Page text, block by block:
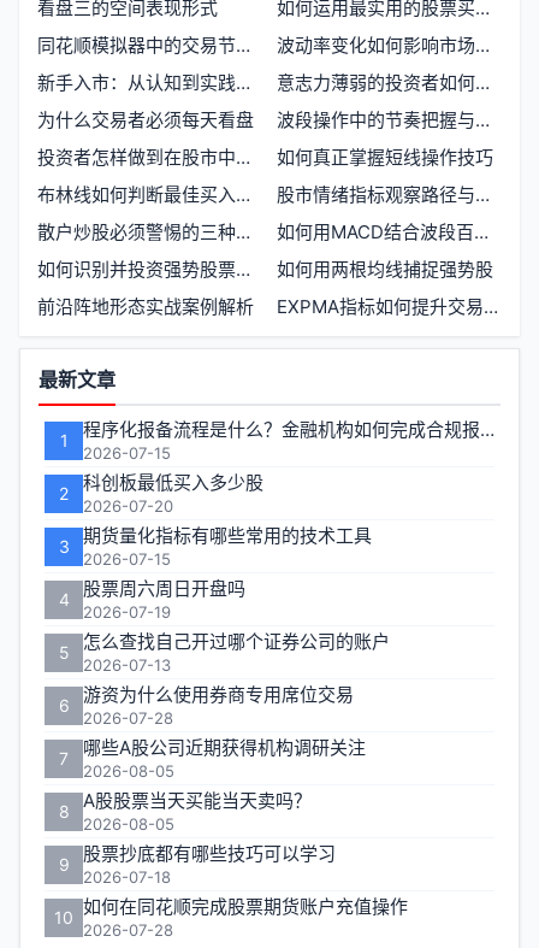
看盘三的空间表现形式
如何运用最实用的股票买卖策略提高投资回报
同花顺模拟器中的交易节奏与市场感知训练
波动率变化如何影响市场预测
新手入市：从认知到实践的三重跃迁
意志力薄弱的投资者如何克服交易中的心理陷阱
为什么交易者必须每天看盘
波段操作中的节奏把握与情绪管理
投资者怎样做到在股市中保持客观理性
如何真正掌握短线操作技巧
布林线如何判断最佳买入与卖出时机
股市情绪指标观察路径与市场心理映射
散户炒股必须警惕的三种心态
如何用MACD结合波段百分比实现低买高卖
如何识别并投资强势股票获得更高收益
如何用两根均线捕捉强势股
前沿阵地形态实战案例解析
EXPMA指标如何提升交易决策的准确性
功
能
区
最新文章
1 程序化报备流程是什么？金融机构如何完成合规报备
2026-07-15
2 科创板最低买入多少股
2026-07-20
3 期货量化指标有哪些常用的技术工具
2026-07-15
4 股票周六周日开盘吗
2026-07-19
5 怎么查找自己开过哪个证券公司的账户
2026-07-13
6 游资为什么使用券商专用席位交易
2026-07-28
7 哪些A股公司近期获得机构调研关注
2026-08-05
8 A股股票当天买能当天卖吗？
2026-08-05
9 股票抄底都有哪些技巧可以学习
2026-07-18
10 如何在同花顺完成股票期货账户充值操作
2026-07-28